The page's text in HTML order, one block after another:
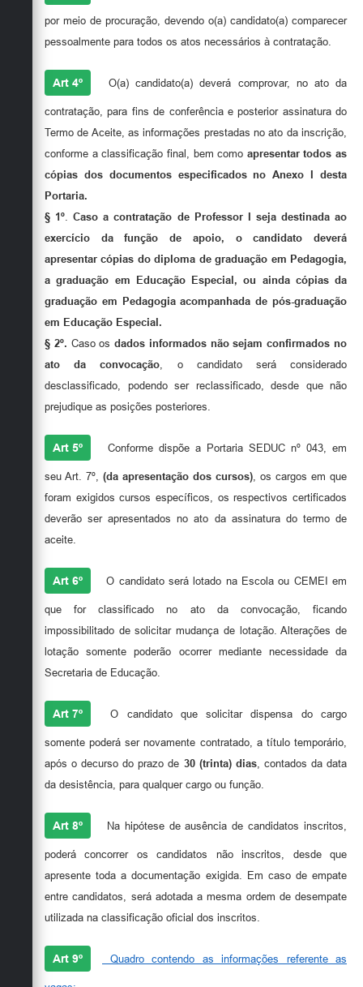
por meio de procuração, devendo o(a) candidato(a) comparecer
pessoalmente para todos os atos necessários à contratação.
Art 4º O(a) candidato(a) deverá comprovar, no ato da
contratação, para fins de conferência e posterior assinatura do
Termo de Aceite, as informações prestadas no ato da inscrição,
conforme a classificação final, bem como apresentar todos as
cópias dos documentos especificados no Anexo I desta
Portaria.
§ 1º.Caso a contratação de Professor I seja destinada ao
exercício da função de apoio, o candidato deverá
apresentar cópias do diploma de graduação em Pedagogia,
a graduação em Educação Especial, ou ainda cópias da
graduação em Pedagogia acompanhada de pós-graduação
em Educação Especial.
§ 2º. Caso osdados informados não sejam confirmados no
ato da convocação, o candidato será considerado
desclassificado, podendo ser reclassificado, desde que não
prejudique as posições posteriores.
Art 5º Conforme dispõe a Portaria SEDUC nº 043, em
seu Art. 7º, (da apresentação dos cursos), os cargos em que
foram exigidos cursos específicos, os respectivos certificados
deverão ser apresentados no ato da assinatura do termo de
aceite.
Art 6º O candidato será lotado na Escola ou CEMEI em
que for classificado no ato da convocação, ficando
impossibilitado de solicitar mudança de lotação. Alterações de
lotação somente poderão ocorrer mediante necessidade da
Secretaria de Educação.
Art 7º O candidato que solicitar dispensa do cargo
somente poderá ser novamente contratado, a título temporário,
após o decurso do prazo de 30 (trinta) dias, contados da data
da desistência, para qualquer cargo ou função.
Art 8º Na hipótese de ausência de candidatos inscritos,
poderá concorrer os candidatos não inscritos, desde que
apresente toda a documentação exigida. Em caso de empate
entre candidatos, será adotada a mesma ordem de desempate
utilizada na classificação oficial dos inscritos.
Art 9º Quadro contendo as informações referente as